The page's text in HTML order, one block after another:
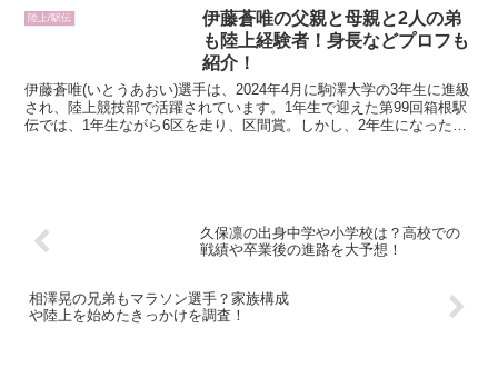
陸上/駅伝
伊藤蒼唯の父親と母親と2人の弟
も陸上経験者！身長などプロフも
紹介！
伊藤蒼唯(いとうあおい)選手は、2024年4月に駒澤大学の3年生に進級
され、陸上競技部で活躍されています。1年生で迎えた第99回箱根駅
伝では、1年生ながら6区を走り、区間賞。しかし、2年生になった
久保凛の出身中学や小学校は？高校での
戦績や卒業後の進路を大予想！
相澤晃の兄弟もマラソン選手？家族構成
や陸上を始めたきっかけを調査！